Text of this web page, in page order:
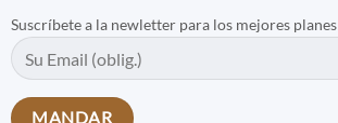
Suscríbete a la newletter para los mejores planes